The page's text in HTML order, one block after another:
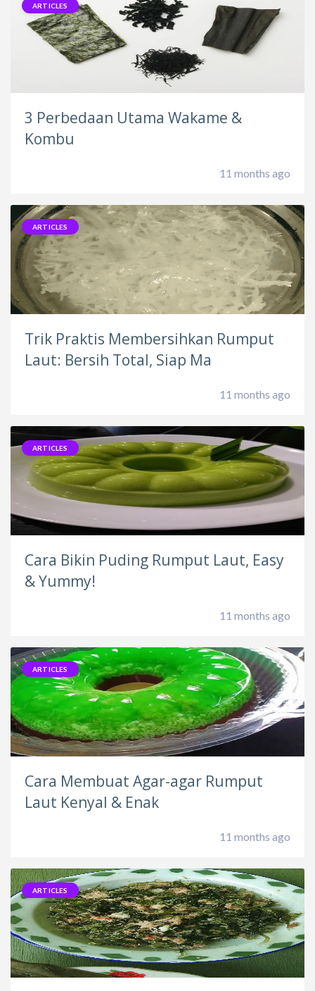
ARTICLES
3 Perbedaan Utama Wakame &
Kombu
11 months ago
ARTICLES
Trik Praktis Membersihkan Rumput
Laut: Bersih Total, Siap Ma
11 months ago
ARTICLES
Cara Bikin Puding Rumput Laut, Easy
& Yummy!
11 months ago
ARTICLES
Cara Membuat Agar-agar Rumput
Laut Kenyal & Enak
11 months ago
ARTICLES